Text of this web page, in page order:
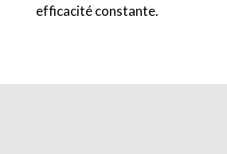
efficacité constante.